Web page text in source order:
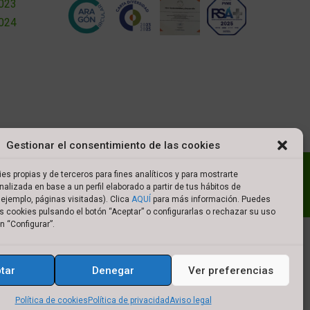
Gestionar el consentimiento de las cookies
propias y de terceros para fines analíticos y para mostrarte
en base a un perfil elaborado a partir de tus hábitos de
páginas visitadas). Clica AQUÍ para más información. Puedes
cookies pulsando el botón “Aceptar” o configurarlas o rechazar su uso
“Configurar”.
Denegar Ver preferencias
Política de cookies Política de privacidadAviso legal
Política de cookies
Política de privacidad
de compra